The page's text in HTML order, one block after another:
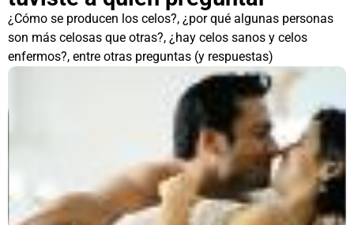
¿Cómo se producen los celos?, ¿por qué algunas personas
son más celosas que otras?, ¿hay celos sanos y celos
enfermos?, entre otras preguntas (y respuestas)